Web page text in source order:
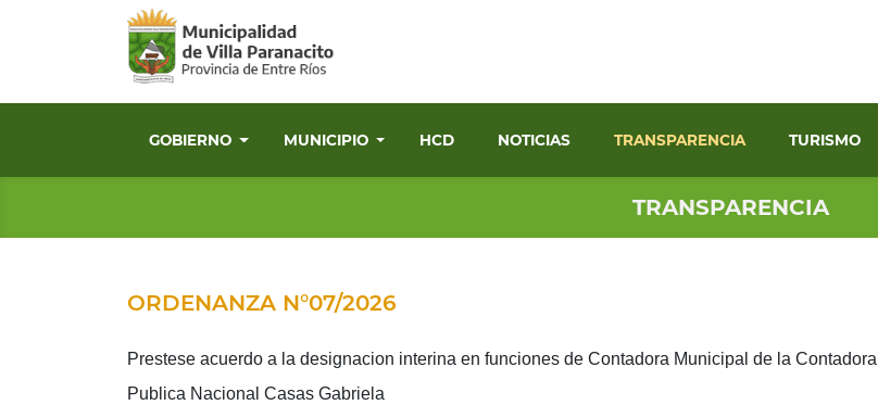
GOBIERNO MUNICIPIO HCD NOTICIAS TRANSPARENCIA TURISMO
TRANSPARENCIA
ORDENANZA N°07/2026
Prestese acuerdo a la designacion interina en funciones de Contadora Municipal de la Contadora
Publica Nacional Casas Gabriela